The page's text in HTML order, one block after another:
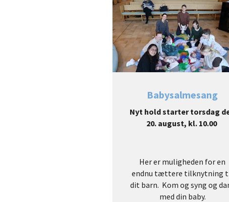
Babysalmesang
Nyt hold starter torsdag
20. august, kl. 10.00
Her er muligheden for en
endnu tættere tilknytning
dit barn. Kom og syng og
med din baby.